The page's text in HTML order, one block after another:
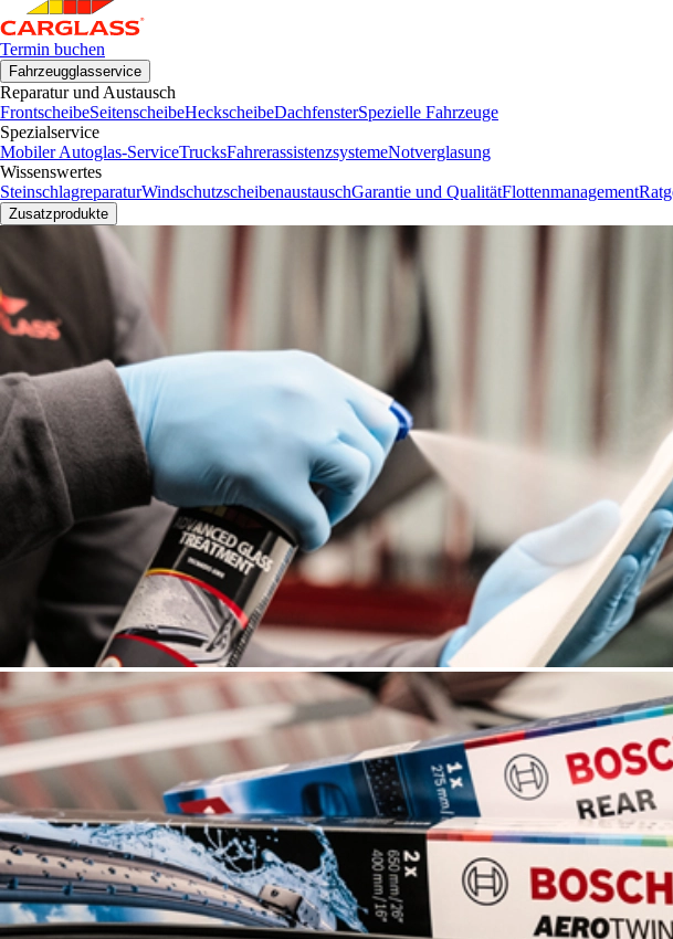
Termin buchen
Fahrzeugglasservice
Reparatur und Austausch
FrontscheibeSeitenscheibeHeckscheibeDachfensterSpezielle Fahrzeuge
Spezialservice
Mobiler Autoglas-ServiceTrucksFahrerassistenzsystemeNotverglasung
Wissenswertes
SteinschlagreparaturWindschutzscheibenaustauschGarantie und QualitätFlottenmanagement
Zusatzprodukte